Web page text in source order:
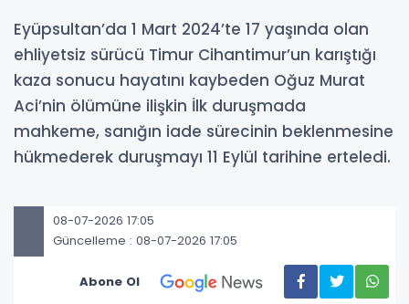
Eyüpsultan’da 1 Mart 2024’te 17 yaşında olan
ehliyetsiz sürücü Timur Cihantimur’un karıştığı
kaza sonucu hayatını kaybeden Oğuz Murat
Aci’nin ölümüne ilişkin İlk duruşmada
mahkeme, sanığın iade sürecinin beklenmesine
hükmederek duruşmayı 11 Eylül tarihine erteledi.
08-07-2026 17:05
Güncelleme : 08-07-2026 17:05
Abone Ol